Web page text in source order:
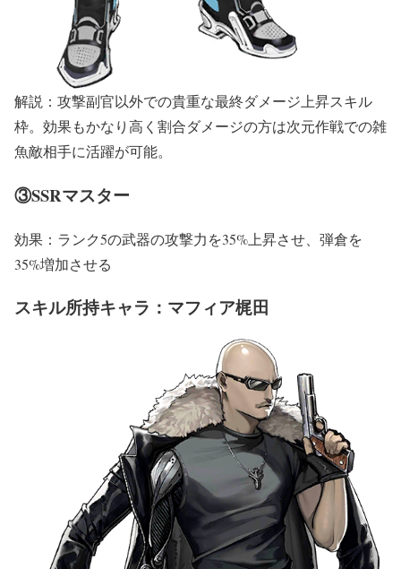
解説：攻撃副官以外での貴重な最終ダメージ上昇スキル
枠。効果もかなり高く割合ダメージの方は次元作戦での雑
魚敵相手に活躍が可能。
③SSRマスター
効果：ランク5の武器の攻撃力を35%上昇させ、弾倉を
35%増加させる
スキル所持キャラ：マフィア梶田